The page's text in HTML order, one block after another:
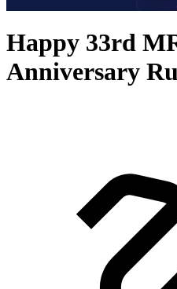
Happy 33rd
Anniversary